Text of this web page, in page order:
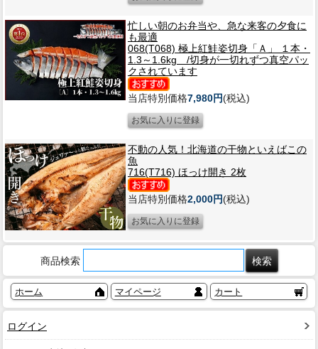
忙しい朝のお弁当や、急な来客の夕食に
も最適
068(T068) 極上紅鮭姿切身「Ａ」 １本・
1.3～1.6kg /切身が一切れずつ真空パッ
クされています
当店特別価格7,980円(税込)
不動の人気！北海道の干物といえばこの
魚
716(T716) ほっけ開き 2枚
当店特別価格2,000円(税込)
商品検索
ホーム マイページ カート
ログイン